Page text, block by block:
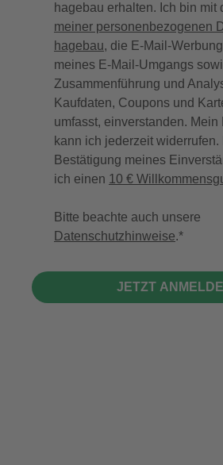
hagebau erhalten. Ich bin mit
meiner personenbezogenen
hagebau, die E-Mail-
meines E-Mail-Umgangs
Zusammenführung und
Kaufdaten, Coupons und
umfasst, einverstanden.
kann ich jederzeit widerrufen.
Bestätigung meines
ich einen 10 €
Bitte beachte auch unsere
Datenschutzhinweise.
JETZT